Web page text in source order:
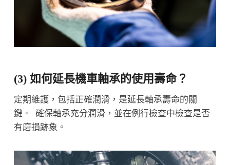
(3) 如何延長機車軸承的使用壽命？
定期維護，包括正確潤滑，是延長軸承壽命的關
鍵。 確保軸承充分潤滑，並在例行檢查中檢查是否
有磨損跡象。